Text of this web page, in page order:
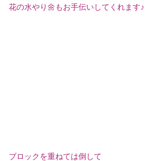
花の水やり🌼もお手伝いしてくれます♪
ブロックを重ねては倒して